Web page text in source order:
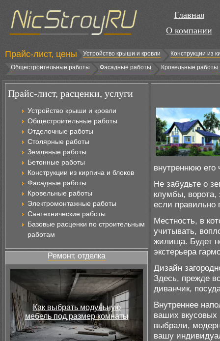
Главная
О компании
Прайс-лист, цены Устройство крыши и кровли
Конструкции из
Общестроительные работы
Фасадные работы Кровельные работы
Прайс-лист, расценки, услуги
Устройство крыши и кровли
Общестроительные работы
Отделочные работы
Столярные работы
Земляные работы
Бетонные работы
Конструкции из кирпича и блоков
Фасадные работы
Кровельные работы
Электромонтажные работы
Сантехнические работы
Базовые расценки по строительным
работам
Ремонт, отделка
Как выбрать модульную
мебель под размер комнаты
внутреннюю
Не забудьте о
клумбы, ворота,
если правильно
Местность, в
учитывать,
жилища. Будет
экстерьера
Дизайн
Здесь, прежде
диванчик,
Внутреннее
ваших
выбрали,
вашу